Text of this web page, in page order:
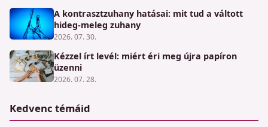
A kontrasztzuhany hatásai: mit tud a váltott
hideg-meleg zuhany
2026. 07. 30.
Kézzel írt levél: miért éri meg újra papíron
üzenni
2026. 07. 28.
Kedvenc témáid